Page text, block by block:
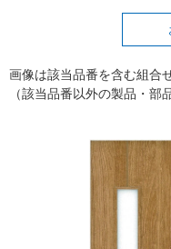
画像は該当品番を含む組合
（該当品番以外の製品・部